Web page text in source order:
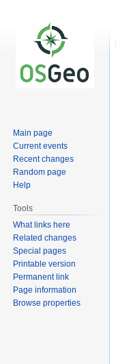
Main page
Current events
Recent changes
Random page
Help
Tools
What links here
Related changes
Special pages
Printable version
Permanent link
Page information
Browse properties